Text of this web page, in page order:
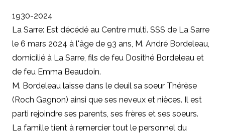
1930-2024
La Sarre: Est décédé au Centre multi. SSS de La Sarre
le 6 mars 2024 à l'âge de 93 ans, M. André Bordeleau,
domicilié à La Sarre, fils de feu Dosithé Bordeleau et
de feu Emma Beaudoin.
M. Bordeleau laisse dans le deuil sa soeur Thérèse
(Roch Gagnon) ainsi que ses neveux et nièces. Il est
parti rejoindre ses parents, ses frères et ses soeurs.
La famille tient à remercier tout le personnel du